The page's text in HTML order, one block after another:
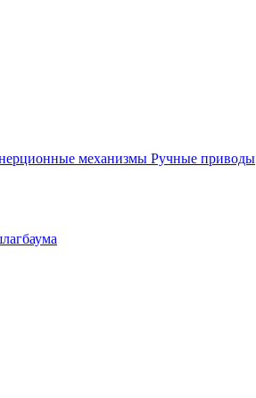
механизмы Ручные приводы